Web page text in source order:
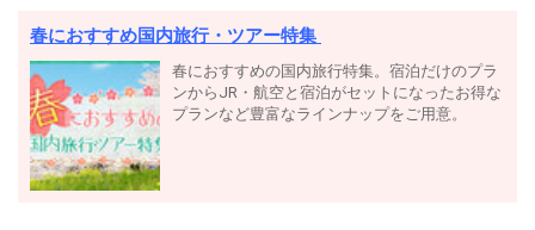
春におすすめ国内旅行・ツアー特集
春におすすめの国内旅行特集。宿泊だけのプラ
ンからJR・航空と宿泊がセットになったお得な
プランなど豊富なラインナップをご用意。